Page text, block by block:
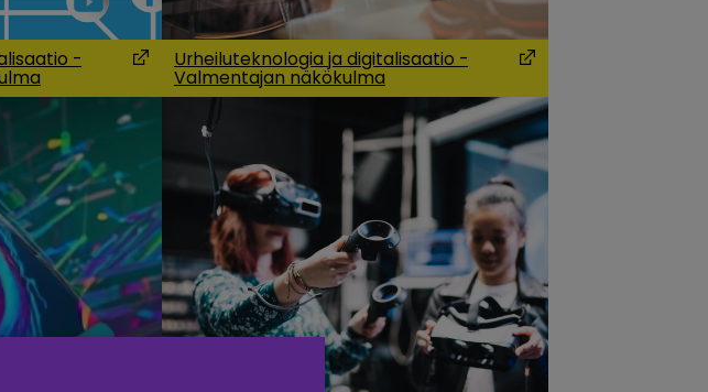
-
(Opens in a new window)
Urheiluteknologia ja digitalisaatio -
Valmentajan näkökulma